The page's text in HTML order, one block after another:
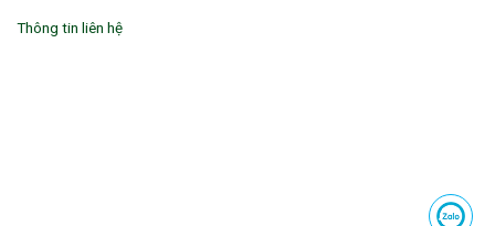
Thông tin liên hệ